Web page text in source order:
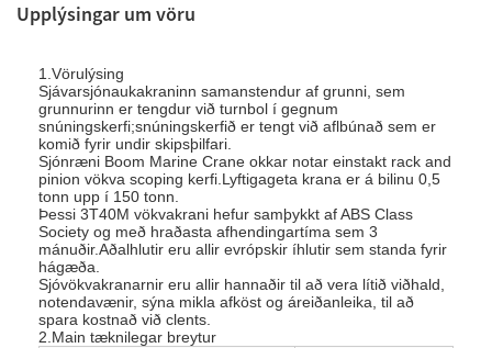
Upplýsingar um vöru
1.Vörulýsing
Sjávarsjónaukakraninn samanstendur af grunni, sem
grunnurinn er tengdur við turnbol í gegnum
snúningskerfi;snúningskerfið er tengt við aflbúnað sem er
komið fyrir undir skipsþilfari.
Sjónræni Boom Marine Crane okkar notar einstakt rack and
pinion vökva scoping kerfi.Lyftigageta krana er á bilinu 0,5
tonn upp í 150 tonn.
Þessi 3T40M vökvakrani hefur samþykkt af ABS Class
Society og með hraðasta afhendingartíma sem 3
mánuðir.Aðalhlutir eru allir evrópskir íhlutir sem standa fyrir
hágæða.
Sjóvökvakranarnir eru allir hannaðir til að vera lítið viðhald,
notendavænir, sýna mikla afköst og áreiðanleika, til að
spara kostnað við clents.
2.Main tæknilegar breytur